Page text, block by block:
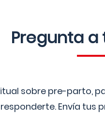
Pregunta
sobre pre-parto,
Envía